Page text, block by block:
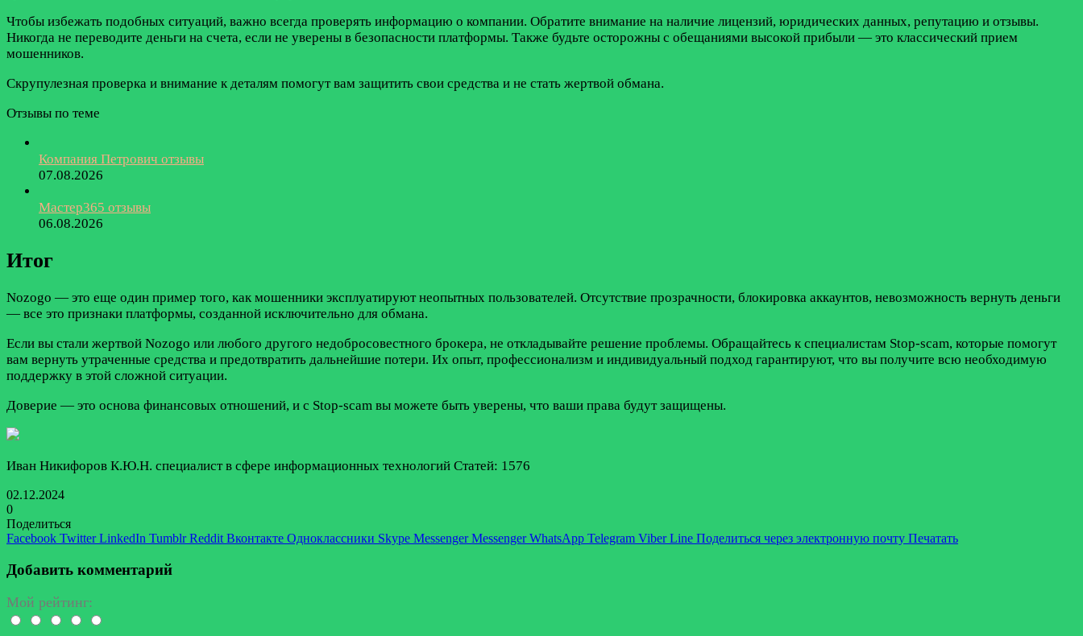
Чтобы избежать подобных ситуаций, важно всегда проверять информацию о компании. Обратите внимание на наличие лицензий, юридических данных, репутацию и отзывы.
Никогда не переводите деньги на счета, если не уверены в безопасности платформы. Также будьте осторожны с обещаниями высокой прибыли — это классический прием
мошенников.
Скрупулезная проверка и внимание к деталям помогут вам защитить свои средства и не стать жертвой обмана.
Отзывы по теме
Компания Петрович отзывы
07.08.2026
Мастер365 отзывы
06.08.2026
Итог
Nozogo — это еще один пример того, как мошенники эксплуатируют неопытных пользователей. Отсутствие прозрачности, блокировка аккаунтов, невозможность вернуть деньги
— все это признаки платформы, созданной исключительно для обмана.
Если вы стали жертвой Nozogo или любого другого недобросовестного брокера, не откладывайте решение проблемы. Обращайтесь к специалистам Stop-scam, которые помогут
вам вернуть утраченные средства и предотвратить дальнейшие потери. Их опыт, профессионализм и индивидуальный подход гарантируют, что вы получите всю необходимую
поддержку в этой сложной ситуации.
Доверие — это основа финансовых отношений, и с Stop-scam вы можете быть уверены, что ваши права будут защищены.
Иван Никифоров К.Ю.Н. специалист в сфере информационных технологий Cтатей: 1576
02.12.2024
0
Поделиться
Facebook Twitter LinkedIn Tumblr Reddit Вконтакте Одноклассники Skype Messenger Messenger WhatsApp Telegram Viber Line Поделиться через электронную почту Печатать
Добавить комментарий
Мой рейтинг: